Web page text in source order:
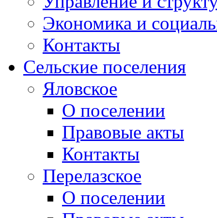
Экономика и
Контакты
Сельские поселения
Яловское
О поселении
Правовые акты
Контакты
Перелазское
О поселении